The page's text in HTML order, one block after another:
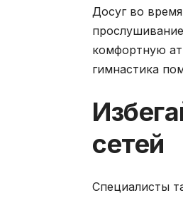
Досуг во
комфортную
гимнастика
сетей
Специалисты